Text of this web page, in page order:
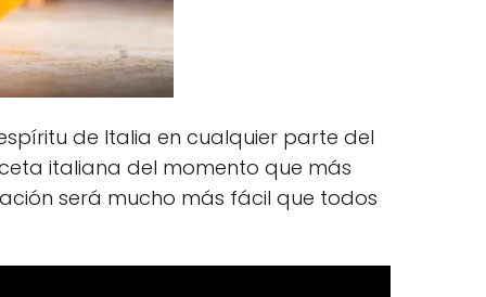
de Italia en cualquier parte del
italiana del momento que más
será mucho más fácil que todos